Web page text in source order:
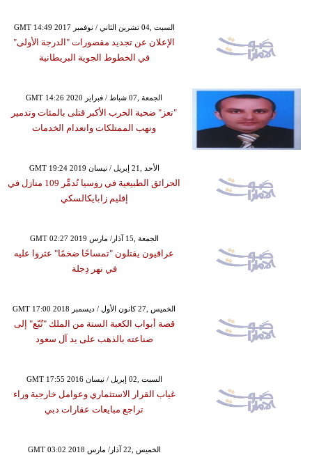
GMT 14:49 2017 السبت ,04 تشرين الثاني / نوفمبر
الإعلان عن تجديد مقصورات "الدرجة الأولى"
في الخطوط الجوية البريطانية
GMT 14:26 2020 الجمعة ,07 شباط / فبراير
"تعز" ضحية الحرب الأكبر قتلى بالمئات وتدمير
ونهب الممتلكات وانعدام الخدمات
GMT 19:24 2019 الأحد ,21 إبريل / نيسان
الحرائق الطبيعية في روسيا تُدمِّر 109 منازل في
إقليم زابايكالسكي
GMT 02:27 2019 الجمعة ,15 آذار/ مارس
عراقيون يقتلون "تمساحًا ضخمًا" عثروا عليه
في نهر دِجلة
GMT 17:00 2018 الخميس ,27 كانون الأول / ديسمبر
قصة أبواب الكعبة الستة من الملك "تُبّع" إلى
صناعته بالذهب على يد آل سعود
GMT 17:55 2016 السبت ,02 إبريل / نيسان
غياب القرار الاستثماري وعوامل خارجية وراء
تراجع مبايعات عقارات دبي
GMT 03:02 2018 الخميس ,22 آذار/ مارس